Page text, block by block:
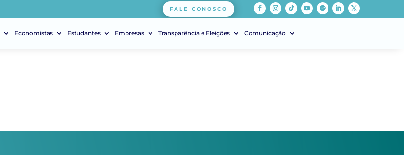
FALE CONOSCO
Economistas Estudantes Empresas Transparência e Eleições Comunicação